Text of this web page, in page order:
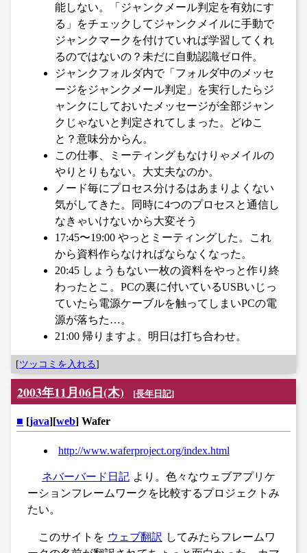
能しない。「ジャンクメール判定を有効にす
る」をチェックしてジャンクメイルに手動で
ジャンクマークを付けていれば学習してくれ
るのではないの？未だに自動認識ゼロ件。
ジャンクフォルダ内で「フォルダ中のメッセ
ージをジャンクメール判定」を実行したらジ
ャンクにしておいたメッセージが全部ジャン
クじゃないと判定されてしまった。どゆこ
と？意味分からん。
この仕事、ミーティングもなけりゃメイルの
やりとりもない。大丈夫なのか。
ノード毎にプロセス分けるはあまりよくない
気がしてきた。同時に4つのプロセスと通信し
なきゃいけないから大変そう
17:45〜19:00 やっとミーティングした。これ
から資料作らなければならなくなった。
20:45 しょうもない一枚の資料をやっと作り終
わったとこ。PCの裏に付いているUSBいじっ
ていたら電源ケーブルを触ってしまいPCの電
源が落ちた…。
21:00 帰りますよ。明日は打ち合わせ。
[ツッコミを入れる]
2003年11月06日(木) [長年日記]
■ [java][web] Wafer
http://www.waferproject.org/index.html
ネバーバード日記 より。色々なウェブアプリケ
ーションフレームワークを比較するプロジェクトみ
たい。
このサイトを ウェブ翻訳 してみたらフレームワ